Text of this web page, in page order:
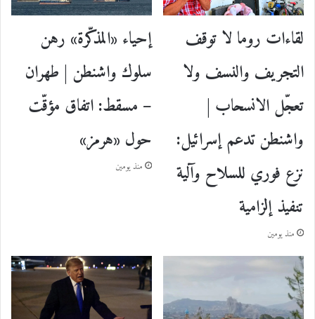
لقاءات روما لا توقف
التجريف والنسف ولا
تعجّل الانسحاب |
واشنطن تدعم إسرائيل:
نزع فوري للسلاح وآلية
تنفيذ إلزامية
منذ يومين
إحياء «المذكّرة» رهن
سلوك واشنطن | طهران
– مسقط: اتفاق مؤقّت
حول «هرمز»
منذ يومين